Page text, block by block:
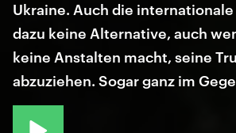
Ukraine. Auch die
dazu keine Alternative, auch
keine Anstalten macht, seine
abzuziehen. Sogar ganz im